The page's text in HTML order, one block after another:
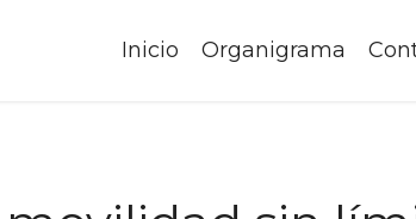
Inicio Organigrama